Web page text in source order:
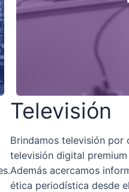
Televisión
Brindamos televisión por
televisión digital premium
Además acercamos
ética periodística desde